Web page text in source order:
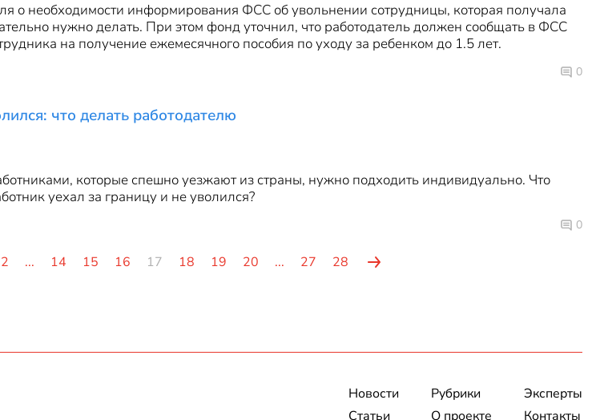
о необходимости информирования ФСС об увольнении сотрудницы, которая получала
нужно делать. При этом фонд уточнил, что работодатель должен сообщать в ФСС
на получение ежемесячного пособия по уходу за ребенком до 1.5 лет.
0
что делать работодателю
которые спешно уезжают из страны, нужно подходить индивидуально. Что
уехал за границу и не уволился?
0
2 ... 14 15 16 17 18 19 20 ... 27 28
Новости
Статьи
Рубрики
О проекте
Эксперты
Контакты